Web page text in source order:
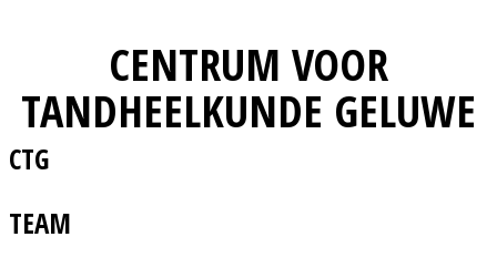
CENTRUM VOOR
TANDHEELKUNDE GELUWE
CTG
TEAM